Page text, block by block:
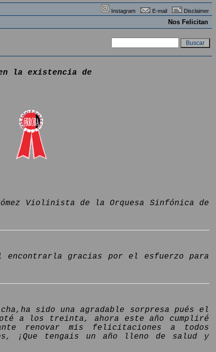
Instagram E-mail Disclaimer
Nos Felicitan
la existencia de
Violinista de la Orquesa Sinfónica de
encontrarla gracias por el esfuerzo para
sido una agradable sorpresa pués el
a los treinta, ahora este año cumpliré
renovar mis felicitaciones a todos
¡Que tengais un año lleno de salud y